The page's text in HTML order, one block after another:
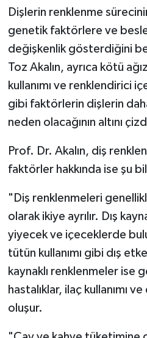
Dişlerin renklenme
genetik faktörlere ve
değişkenlik gösterdiğini
Toz Akalın, ayrıca kötü
kullanımı ve renklendirici
gibi faktörlerin dişlerin
neden olacağının altını
Prof. Dr. Akalın, diş
faktörler hakkında ise şu
"Diş renklenmeleri
olarak ikiye ayrılır. Dış
yiyecek ve içeceklerde
tütün kullanımı gibi dış
kaynaklı renklenmeler ise
hastalıklar, ilaç kullanımı
oluşur.